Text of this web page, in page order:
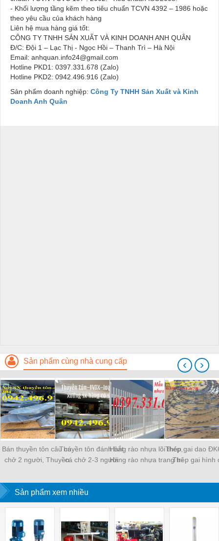
- Khối lượng tầng kẽm theo tiêu chuẩn TCVN 4392 – 1986 hoặc
theo yêu cầu của khách hàng
Liên hệ mua hàng giá tốt:
CÔNG TY TNHH SẢN XUẤT VÀ KINH DOANH ANH QUÂN
Đ/C: Đội 1 – Lạc Thị - Ngọc Hồi – Thanh Trì – Hà Nội
Email: anhquan.info24@gmail.com
Hotline PKD1: 0397.331.678 (Zalo)
Hotline PKD2: 0942.496.916 (Zalo)
Sản phẩm doanh nghiệp: Công Ty TNHH Sản Xuất và Kinh
Doanh Anh Quân
Sản phẩm cùng nhà cung cấp
Bán thuyền tôn câu cá
chở 2 người, Thuyền
Thuyền tôn đánh bắt
cá chở 2-3 người
Hàng rào nhựa lõi thép,
Hàng rào nhựa trang trí
Thép gai dao
Thép gai hình
‹ ›
Sản phẩm xem nhiều